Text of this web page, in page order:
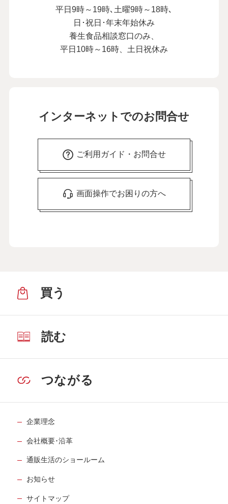
平日9時～19時､土曜9時～18時､
日･祝日･年末年始休み
養生食品相談窓口のみ、
平日10時～16時、土日祝休み
インターネットでのお問合せ
ご利用ガイド・お問合せ
画面操作でお困りの方へ
買う
読む
つながる
企業理念
会社概要･沿革
通販生活のショールーム
お知らせ
サイトマップ